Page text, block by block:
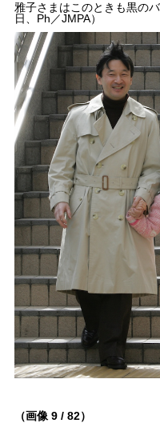
雅子さまはこのときも黒の
日、Ph／JMPA）
（画像 9 / 82）